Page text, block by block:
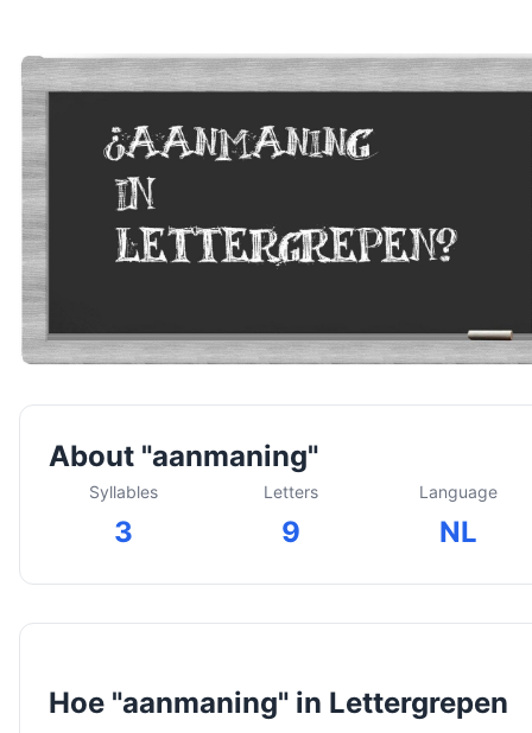
About "aanmaning"
Syllables
3
Letters
9
Language
NL
Hoe "aanmaning" in Lettergrepen